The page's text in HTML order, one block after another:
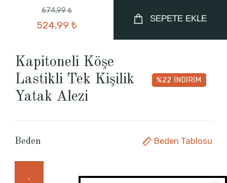
674,99 ₺
524,99 ₺
SEPETE EKLE
Kapitoneli Köşe
Lastikli Tek Kişilik
Yatak Alezi
%22 İNDİRİM
Beden Beden Tablosu
.